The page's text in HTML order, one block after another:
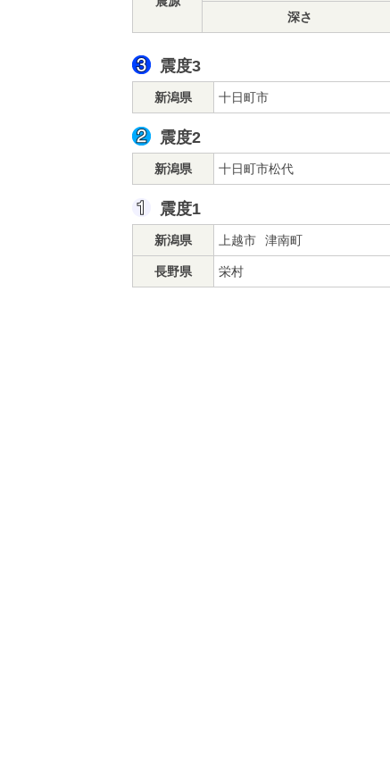
深さ
震度3
新潟県 十日町市
震度2
新潟県 十日町市松代
震度1
新潟県 上越市 津南町
長野県 栄村